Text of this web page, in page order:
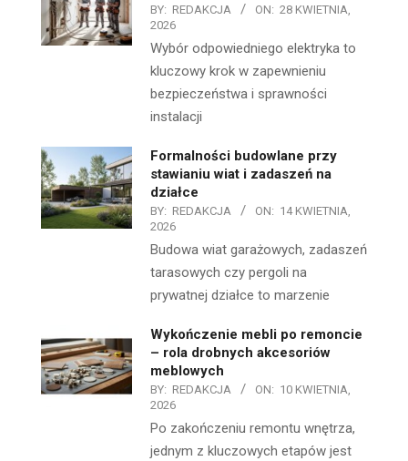
BY: REDAKCJA ON: 28 KWIETNIA,
2026
Wybór odpowiedniego elektryka to
kluczowy krok w zapewnieniu
bezpieczeństwa i sprawności
instalacji
Formalności budowlane przy
stawianiu wiat i zadaszeń na
działce
BY: REDAKCJA ON: 14 KWIETNIA,
2026
Budowa wiat garażowych, zadaszeń
tarasowych czy pergoli na
prywatnej działce to marzenie
Wykończenie mebli po remoncie
– rola drobnych akcesoriów
meblowych
BY: REDAKCJA ON: 10 KWIETNIA,
2026
Po zakończeniu remontu wnętrza,
jednym z kluczowych etapów jest